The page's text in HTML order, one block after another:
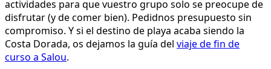
actividades para que vuestro grupo solo se preocupe de
disfrutar (y de comer bien). Pedidnos presupuesto sin
compromiso. Y si el destino de playa acaba siendo la
Costa Dorada, os dejamos la guía del viaje de fin de
curso a Salou.